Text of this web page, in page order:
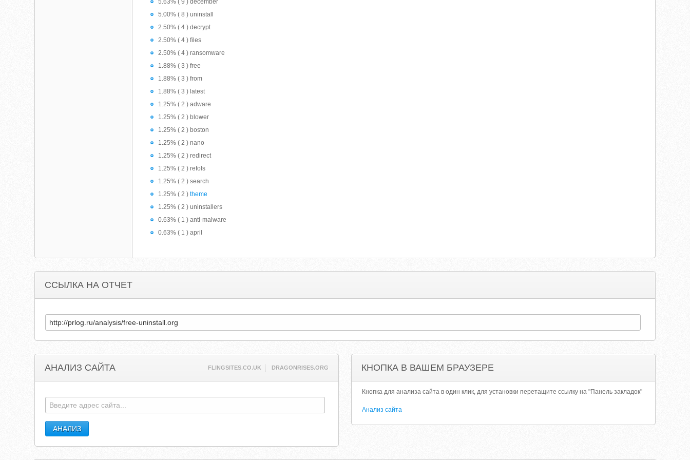
5.63% ( 9 ) december
5.00% ( 8 ) uninstall
2.50% ( 4 ) decrypt
2.50% ( 4 ) files
2.50% ( 4 ) ransomware
1.88% ( 3 ) free
1.88% ( 3 ) from
1.88% ( 3 ) latest
1.25% ( 2 ) adware
1.25% ( 2 ) blower
1.25% ( 2 ) boston
1.25% ( 2 ) nano
1.25% ( 2 ) redirect
1.25% ( 2 ) refols
1.25% ( 2 ) search
1.25% ( 2 )theme
1.25% ( 2 ) uninstallers
0.63% ( 1 ) anti-malware
0.63% ( 1 ) april
ССЫЛКА НА ОТЧЕТ
АНАЛИЗ САЙТА FLINGSITES.CO.UK DRAGONRISES.ORG КНОПКА В ВАШЕМ БРАУЗЕРЕ
Кнопка для анализа сайта в один клик, для установки перетащите ссылку на "Панель закладок"
Анализ сайта